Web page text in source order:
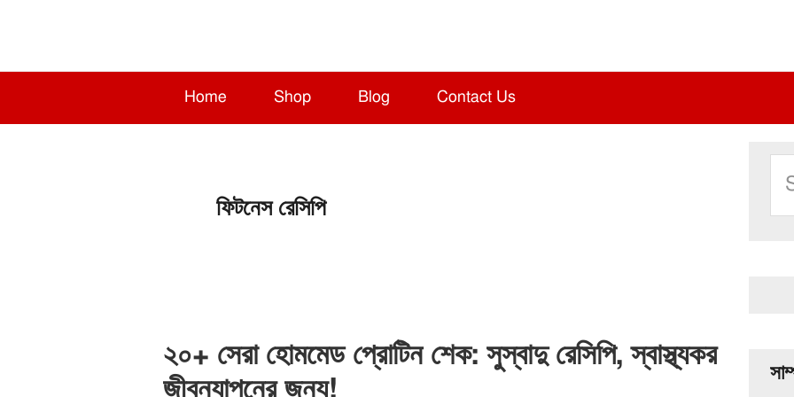
Home
Shop Blog Contact Us
ফিটনেস রেসিপি
২০+ সেরা হোমমেড প্রোটিন শেক: সুস্বাদু রেসিপি, স্বাস্থ্যকর
জীবনযাপনের জন্য!
this